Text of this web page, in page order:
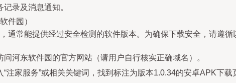
录及消息通知。
件园）
通常能提供经过安全检测的软件版本。为确保下载安全，请遵循
河东软件园的官方网站（请用户自行核实正确域名）。
注家服务”或相关关键词，找到标注为版本1.0.34的安卓APK下载